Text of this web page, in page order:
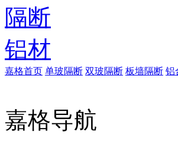
嘉格首页 单玻隔断 双玻隔断 板墙隔断 铝
嘉格导航